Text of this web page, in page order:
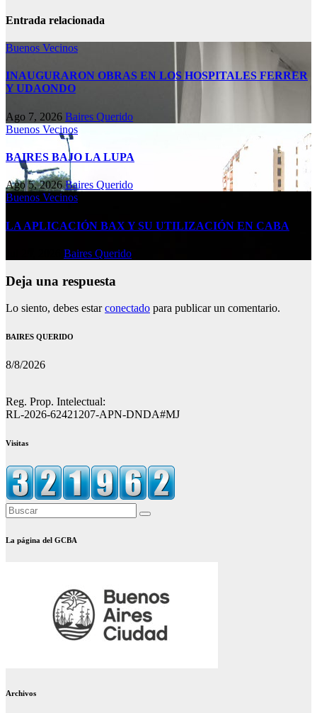
Entrada relacionada
Buenos Vecinos
INAUGURARON OBRAS EN LOS HOSPITALES FERRER
Y UDAONDO
Ago 7, 2026 Baires Querido
Buenos Vecinos
BAIRES BAJO LA LUPA
Ago 5, 2026Baires Querido
Buenos Vecinos
LA APLICACIÓN BAX Y SU UTILIZACIÓN EN CABA
Baires Querido
Deja una respuesta
Lo siento, debes estarconectado para publicar un comentario.
BAIRES QUERIDO
8/8/2026
Reg. Prop. Intelectual:
RL-2026-62421207-APN-DNDA#MJ
Visitas
La página del GCBA
Archivos